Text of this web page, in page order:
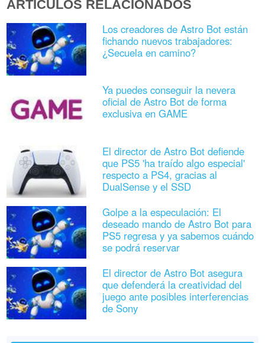
ARTÍCULOS RELACIONADOS
Los creadores de Astro Bot están
fichando nuevos trabajadores:
¿Secuela en camino?
Ya puedes conseguir la nevera
oficial de Astro Bot de forma
exclusiva en GAME
El director de Astro Bot defiende
que PS5 'ha traído algo especial'
respecto a PS4, gracias al
DualSense y el SSD
Golpe a la especulación: El
deseado mando de Astro Bot para
PS5 regresa y ya sabemos cuándo
se podrá reservar
El director de Astro Bot asegura
que defenderá la creatividad del
juego ante posibles interferencias
de Sony